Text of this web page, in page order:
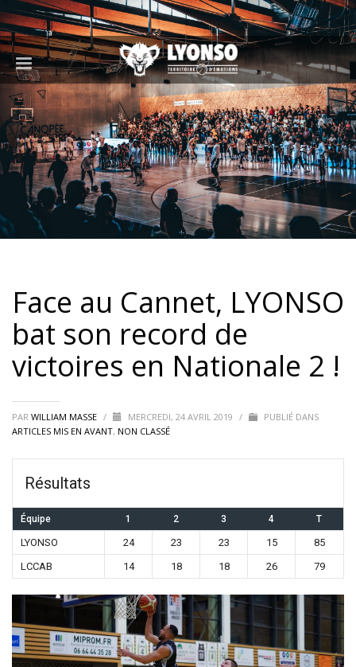
Face au Cannet, LYONSO
bat son record de
victoires en Nationale 2 !
PAR WILLIAM MASSE / MERCREDI, 24 AVRIL 2019 /
PUBLIÉ DANS
ARTICLES MIS EN AVANT, NON CLASSÉ
Résultats
Équipe 1 2 3 4 T
LYONSO 24 23 23 15
85
LCCAB
14 18 18 26 79